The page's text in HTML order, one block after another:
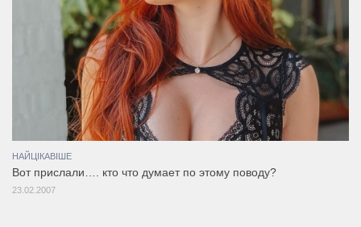
НАЙЦІКАВІШЕ
Вот прислали…. кто что думает по этому поводу?
23.02.2007